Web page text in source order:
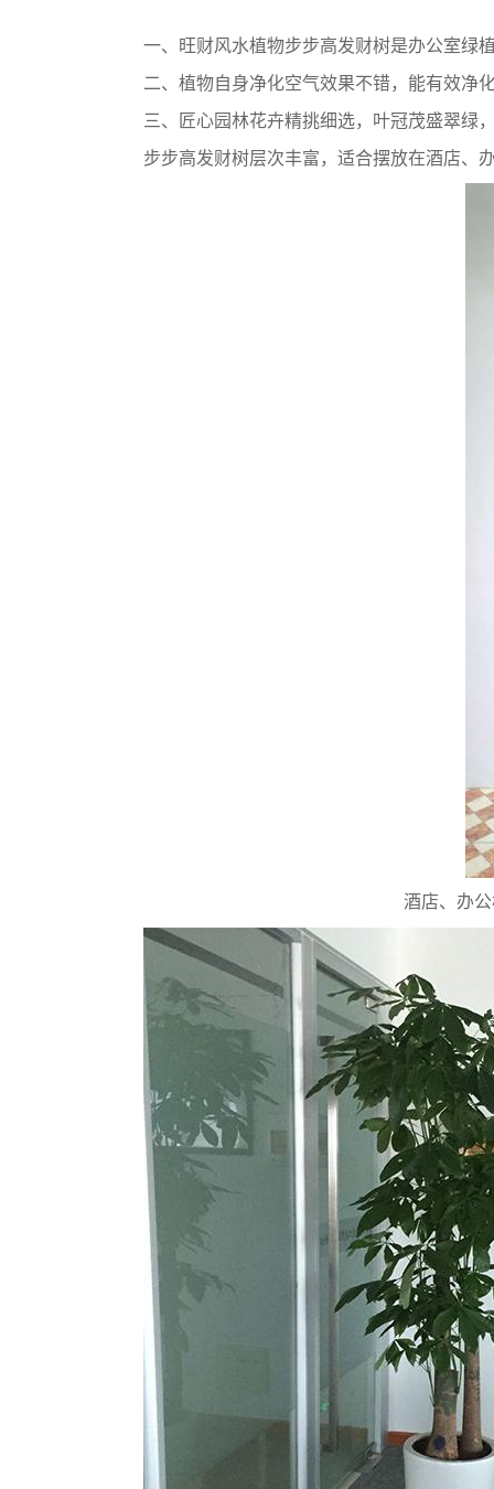
一、旺财风水植物步步高发财树是办公室绿
二、植物自身净化空气效果不错，能有效净
三、匠心园林花卉精挑细选，叶冠茂盛翠绿
步步高发财树层次丰富，适合摆放在酒店、
酒店、办